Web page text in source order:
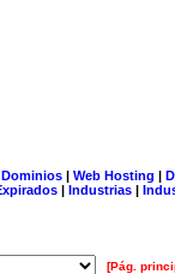
| Web Hosting |
| Industrias |
[Pág.